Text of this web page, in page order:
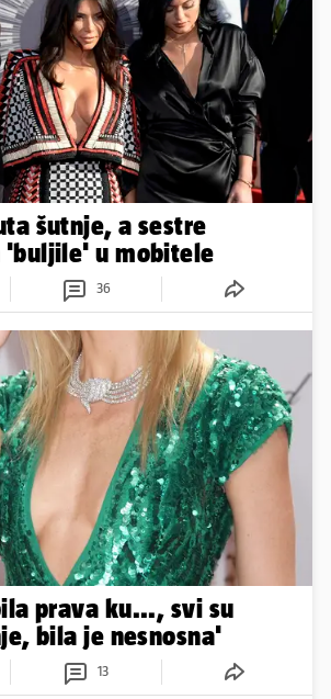
šutnje, a sestre
'buljile' u mobitele
36
prava ku..., svi su
bila je nesnosna'
13